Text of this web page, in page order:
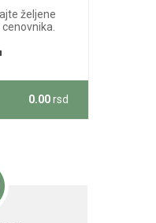
željene
0.00rsd